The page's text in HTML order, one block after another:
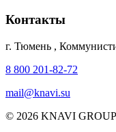
Контакты
г. Тюмень ,
8 800 201-82-72
mail@knavi.su
© 2026 KNAVI